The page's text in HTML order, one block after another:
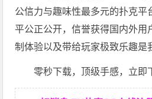
公信力与趣味性最多元的扑克平
平公正公开，信誉获得国内外用
制体验以及带给玩家极致乐趣是
零秒下载，顶级手感，立即